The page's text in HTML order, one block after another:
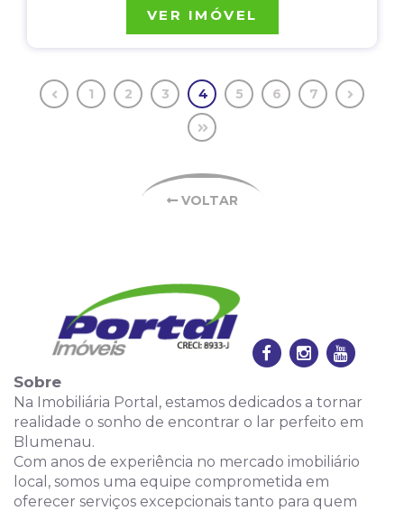
VER IMÓVEL
1 2 3 4 5 6 7
VOLTAR
Sobre
Na Imobiliária Portal, estamos dedicados a tornar
realidade o sonho de encontrar o lar perfeito em
Blumenau.
Com anos de experiência no mercado imobiliário
local, somos uma equipe comprometida em
oferecer serviços excepcionais tanto para quem